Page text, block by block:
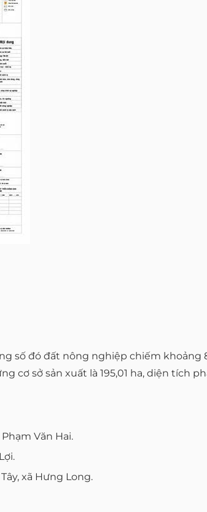
số đó đất nông nghiệp chiếm khoảng
cơ sở sản xuất là 195,01 ha, diện tích
Văn Hai.
xã Hưng Long.